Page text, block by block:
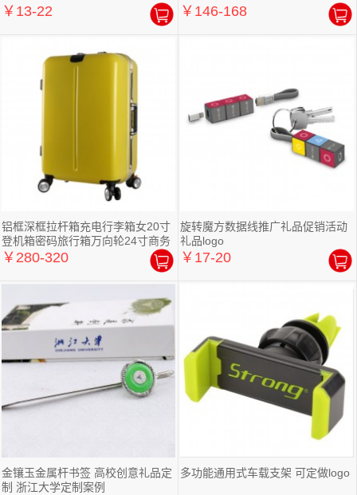
￥13-22 ￥146-168
铝框深框拉杆箱充电行李箱女20寸
登机箱密码旅行箱万向轮24寸商务
￥280-320
旋转魔方数据线推广礼品促销活动
礼品logo
￥17-20
金镶玉金属杆书签 高校创意礼品定
制 浙江大学定制案例
多功能通用式车载支架 可定做logo